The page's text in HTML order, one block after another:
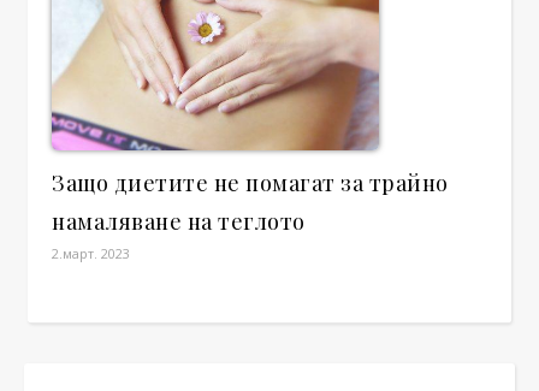
Защо диетите не помагат за трайно
намаляване на теглото
2.март. 2023